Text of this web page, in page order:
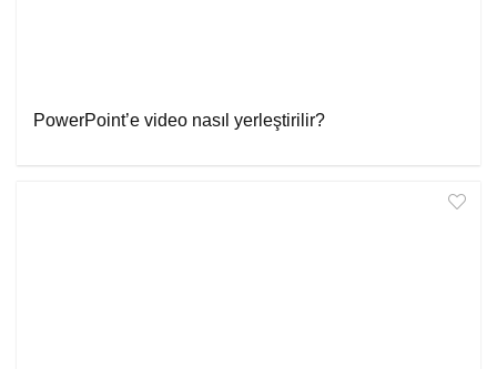
PowerPoint’e video nasıl yerleştirilir?